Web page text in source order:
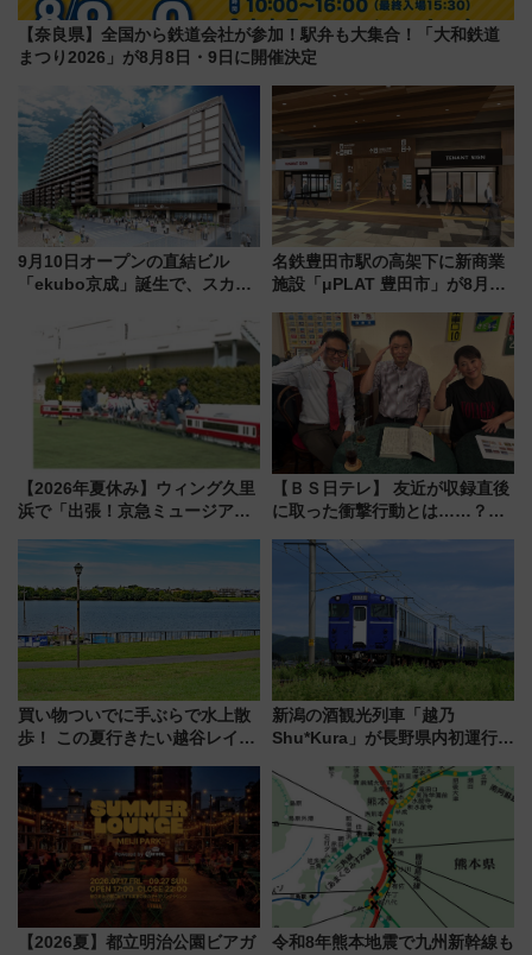
【奈良県】全国から鉄道会社が参加！駅弁も大集合！「大和鉄道
まつり2026」が8月8日・9日に開催決定
9月10日オープンの直結ビル
「ekubo京成」誕生で、スカイ
新鎌ヶ谷はどう変わる？ 全テナ
ント情報も公開！
名鉄豊田市駅の高架下に新商業
施設「μPLAT 豊田市」が8月26
たな玄関口へ
【2026年夏休み】ウィング久里
浜で「出張！京急ミュージア
ラリーや子ども制服撮影も
【ＢＳ日テレ】 友近が収録直後
に取った衝撃行動とは……？
で極上の夏祭り鉄道旅を放送
買い物ついでに手ぶらで水上散
歩！ この夏行きたい越谷レイク
ア「LAKESIDE PARK」（埼玉
県越谷市）
新潟の酒観光列車「越乃
Shu*Kura」が長野県内初運行！
別企画
【2026夏】都立明治公園ビアガ 令和8年熊本地震で九州新幹線も